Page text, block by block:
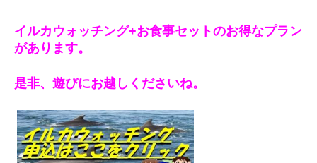
イルカウォッチング+お食事セットのお得なプラン
があります。
是非、遊びにお越しくださいね。